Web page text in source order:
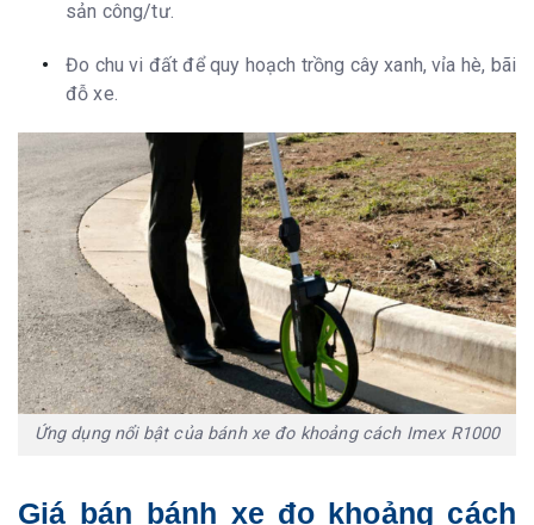
sản công/tư.
Đo chu vi đất để quy hoạch trồng cây xanh, vỉa hè, bãi
đỗ xe.
Ứng dụng nổi bật của bánh xe đo khoảng cách Imex R1000
Giá bán bánh xe đo khoảng cách